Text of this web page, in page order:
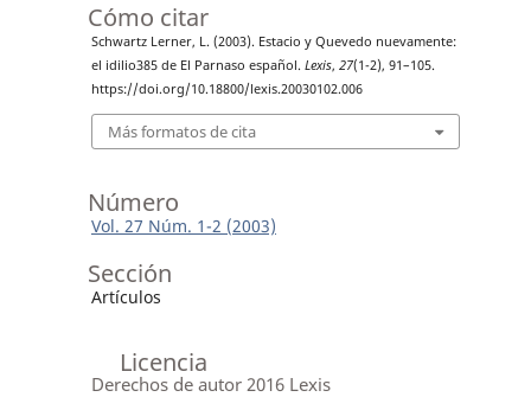
Cómo citar
Schwartz Lerner, L. (2003). Estacio y Quevedo nuevamente:
el idilio385 de El Parnaso español. Lexis, 27(1-2), 91–105.
https://doi.org/10.18800/lexis.20030102.006
Más formatos de cita
Número
Vol. 27 Núm. 1-2 (2003)
Sección
Artículos
Licencia
Derechos de autor 2016 Lexis